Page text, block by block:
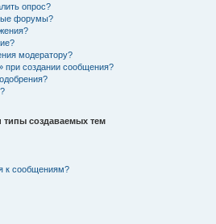
опрос?
форумы?
модератору?
при создании сообщения?
создаваемых тем
к сообщениям?